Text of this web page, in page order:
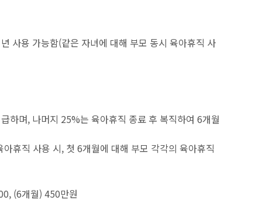
사용 가능함(같은 자녀에 대해 부모 동시 육아휴직 사
며, 나머지 25%는 육아휴직 종료 후 복직하여 6개월
휴직 사용 시, 첫 6개월에 대해 부모 각각의 육아휴직
(6개월) 450만원